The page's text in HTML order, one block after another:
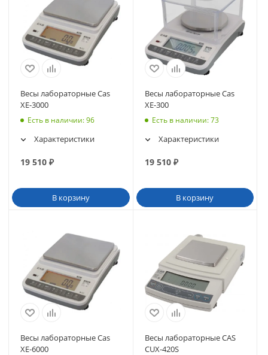
Весы лабораторные Cas
XE-3000
Есть в наличии: 96
Характеристики
19 510 ₽
В корзину
Весы лабораторные Cas
XE-300
Есть в наличии: 73
Характеристики
19 510₽
В корзину
Весы лабораторные Cas
XE-6000
Весы лабораторные CAS
CUX-420S